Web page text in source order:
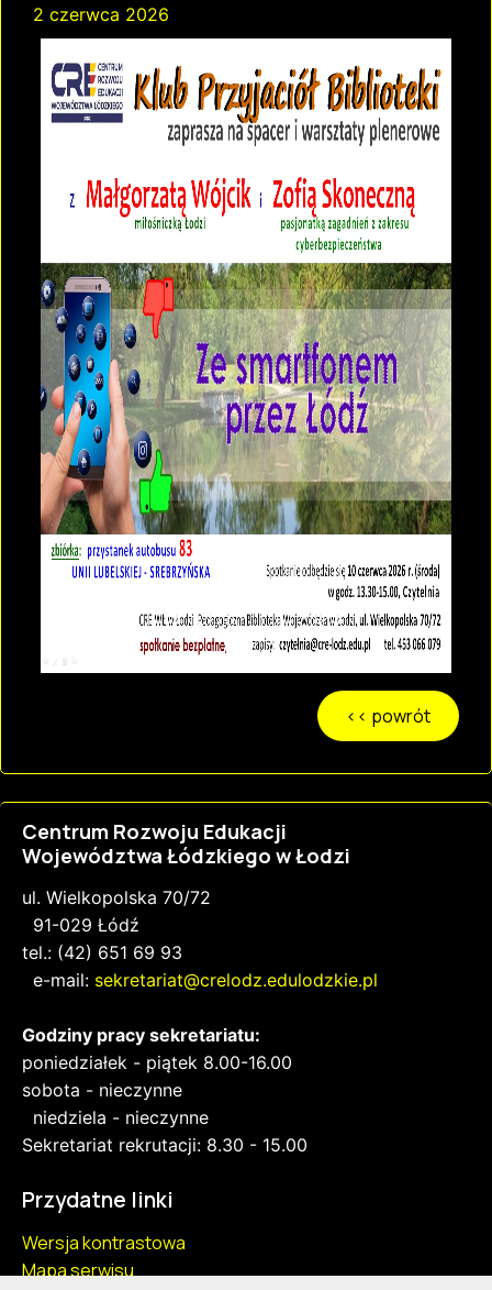
2 czerwca 2026
Centrum Rozwoju Edukacji
Województwa Łódzkiego w Łodzi
ul. Wielkopolska 70/72
91-029 Łódź
tel.: (42) 651 69 93
e-mail: sekretariat@crelodz.edulodzkie.pl
Godziny pracy sekretariatu:
poniedziałek - piątek 8.00-16.00
sobota - nieczynne
niedziela - nieczynne
Sekretariat rekrutacji: 8.30 - 15.00
Przydatne linki
Wersja kontrastowa
Mapa serwisu